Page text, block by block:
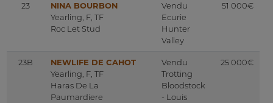
23
NINA BOURBON
Yearling, F, TF
Roc Let Stud
Vendu
Ecurie
Hunter
Valley
51 000€
23B
NEWLIFE DE CAHOT
Yearling, F, TF
Haras De La
Paumardiere
Vendu
Trotting
Bloodstock
- Louis
25 000€